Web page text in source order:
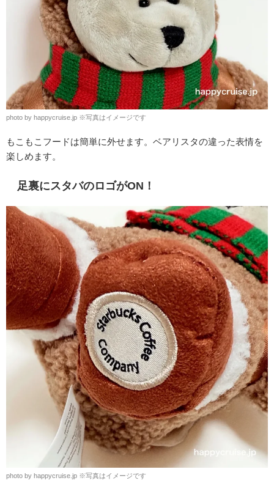
photo by happycruise.jp ※写真はイメージです
もこもこフードは簡単に外せます。ベアリスタの違った表情を
楽しめます。
足裏にスタバのロゴがON！
photo by happycruise.jp ※写真はイメージです